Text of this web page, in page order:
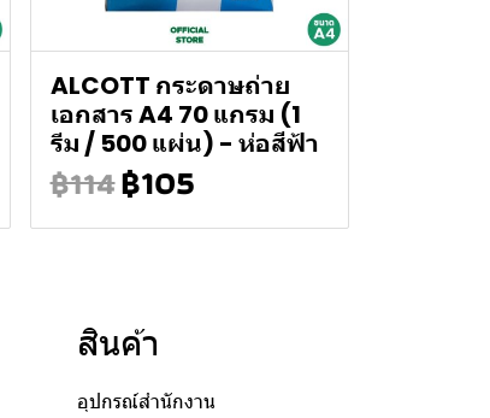
ALCOTT กระดาษถ่าย
เอกสาร A4 70 แกรม (1
รีม / 500 แผ่น) - ห่อสีฟ้า
฿114฿105
สินค้า
อุปกรณ์สำนักงาน